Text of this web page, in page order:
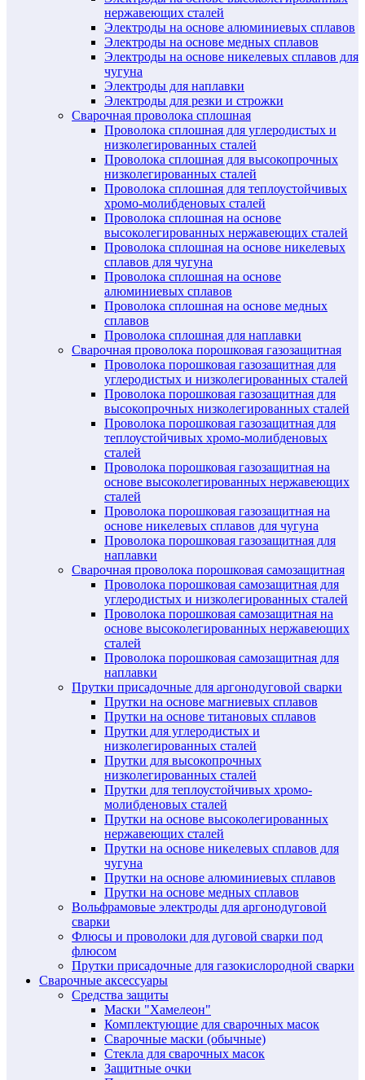
нержавеющих сталей
Электроды на основе алюминиевых сплавов
Электроды на основе медных сплавов
Электроды на основе никелевых сплавов для
чугуна
Электроды для наплавки
Электроды для резки и строжки
Сварочная проволока сплошная
Проволока сплошная для углеродистых и
низколегированных сталей
Проволока сплошная для высокопрочных
низколегированных сталей
Проволока сплошная для теплоустойчивых
хромо-молибденовых сталей
Проволока сплошная на основе
высоколегированных нержавеющих сталей
Проволока сплошная на основе никелевых
сплавов для чугуна
Проволока сплошная на основе
алюминиевых сплавов
Проволока сплошная на основе медных
сплавов
Проволока сплошная для наплавки
Сварочная проволока порошковая газозащитная
Проволока порошковая газозащитная для
углеродистых и низколегированных сталей
Проволока порошковая газозащитная для
высокопрочных низколегированных сталей
Проволока порошковая газозащитная для
теплоустойчивых хромо-молибденовых
сталей
Проволока порошковая газозащитная на
основе высоколегированных нержавеющих
сталей
Проволока порошковая газозащитная на
основе никелевых сплавов для чугуна
Проволока порошковая газозащитная для
наплавки
Сварочная проволока порошковая самозащитная
Проволока порошковая самозащитная для
углеродистых и низколегированных сталей
Проволока порошковая самозащитная на
основе высоколегированных нержавеющих
сталей
Проволока порошковая самозащитная для
наплавки
Прутки присадочные для аргонодуговой сварки
Прутки на основе магниевых сплавов
Прутки на основе титановых сплавов
Прутки для углеродистых и
низколегированных сталей
Прутки для высокопрочных
низколегированных сталей
Прутки для теплоустойчивых хромо-
молибденовых сталей
Прутки на основе высоколегированных
нержавеющих сталей
Прутки на основе никелевых сплавов для
чугуна
Прутки на основе алюминиевых сплавов
Прутки на основе медных сплавов
Вольфрамовые электроды для аргонодуговой
сварки
Флюсы и проволоки для дуговой сварки под
флюсом
Прутки присадочные для газокислородной сварки
Сварочные аксессуары
Средства защиты
Маски "Хамелеон"
Комплектующие для сварочных масок
Сварочные маски (обычные)
Стекла для сварочных масок
Защитные очки